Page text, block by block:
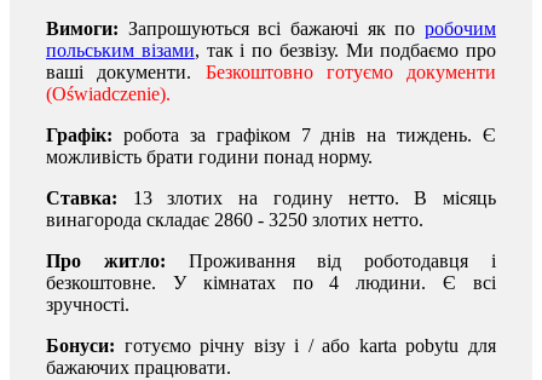
Вимоги: Запрошуються всі бажаючі як по робочим
польським візами, так і по безвізу. Ми подбаємо про
ваші документи. Безкоштовно готуємо документи
(Oświadczenie).
Графік: робота за графіком 7 днів на тиждень. Є
можливість брати години понад норму.
Ставка: 13 злотих на годину нетто. В місяць
винагорода складає 2860 - 3250 злотих нетто.
Про житло: Проживання від роботодавця і
безкоштовне. У кімнатах по 4 людини. Є всі
зручності.
Бонуси: готуємо річну візу і / або karta pobytu для
бажаючих працювати.